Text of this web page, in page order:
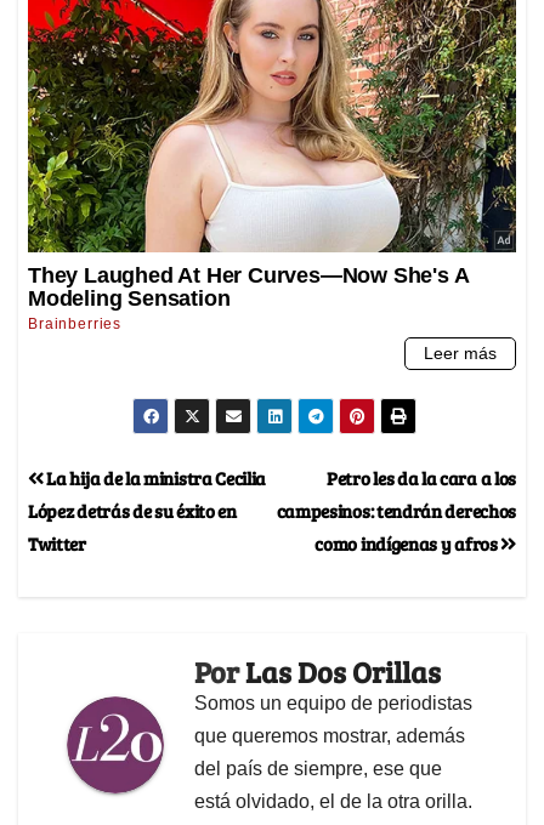
Petro les da la cara a los
campesinos: tendrán derechos
como indígenas y afros
La hija de la ministra Cecilia
López detrás de su éxito en
Twitter
PorLas Dos Orillas
Somos un equipo de periodistas
que queremos mostrar, además
del país de siempre, ese que
está olvidado, el de la otra orilla.